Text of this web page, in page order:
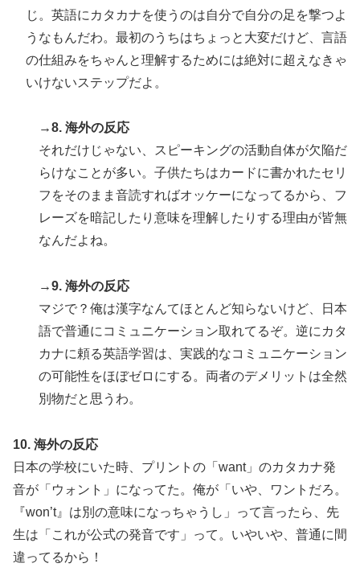
じ。英語にカタカナを使うのは自分で自分の足を撃つよ
うなもんだわ。最初のうちはちょっと大変だけど、言語
の仕組みをちゃんと理解するためには絶対に超えなきゃ
いけないステップだよ。
→8. 海外の反応
それだけじゃない、スピーキングの活動自体が欠陥だ
らけなことが多い。子供たちはカードに書かれたセリ
フをそのまま音読すればオッケーになってるから、フ
レーズを暗記したり意味を理解したりする理由が皆無
なんだよね。
→9. 海外の反応
マジで？俺は漢字なんてほとんど知らないけど、日本
語で普通にコミュニケーション取れてるぞ。逆にカタ
カナに頼る英語学習は、実践的なコミュニケーション
の可能性をほぼゼロにする。両者のデメリットは全然
別物だと思うわ。
10. 海外の反応
日本の学校にいた時、プリントの「want」のカタカナ発
音が「ウォント」になってた。俺が「いや、ワントだろ。
『won’t』は別の意味になっちゃうし」って言ったら、先
生は「これが公式の発音です」って。いやいや、普通に間
違ってるから！